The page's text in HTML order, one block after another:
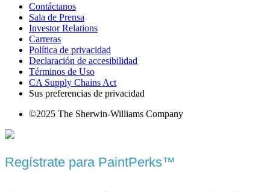
Contáctanos
Sala de Prensa
Investor Relations
Carreras
Política de privacidad
Declaración de accesibilidad
Términos de Uso
CA Supply Chains Act
Sus preferencias de privacidad
©2025 The Sherwin-Williams Company
Regístrate para PaintPerks™